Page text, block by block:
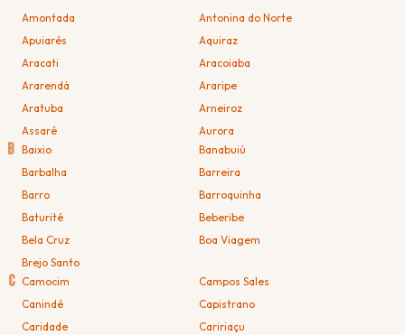
Amontada
Antonina do Norte
Apuiarés
Aquiraz
Aracati
Aracoiaba
Ararendá
Araripe
Aratuba
Arneiroz
Assaré
Aurora
B Baixio
Banabuiú
Barbalha
Barreira
Barro
Barroquinha
Baturité
Beberibe
Bela Cruz
Boa Viagem
Brejo Santo
C Camocim
Campos Sales
Canindé
Capistrano
Caridade
Caririaçu